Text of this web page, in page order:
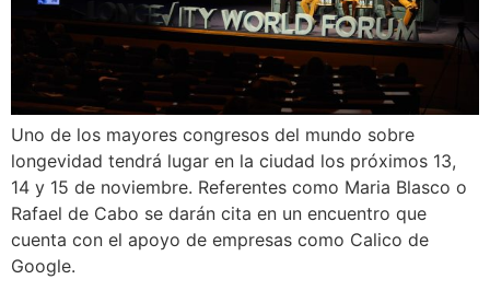
Uno de los mayores congresos del mundo sobre
longevidad tendrá lugar en la ciudad los próximos 13,
14 y 15 de noviembre. Referentes como Maria Blasco o
Rafael de Cabo se darán cita en un encuentro que
cuenta con el apoyo de empresas como Calico de
Google.